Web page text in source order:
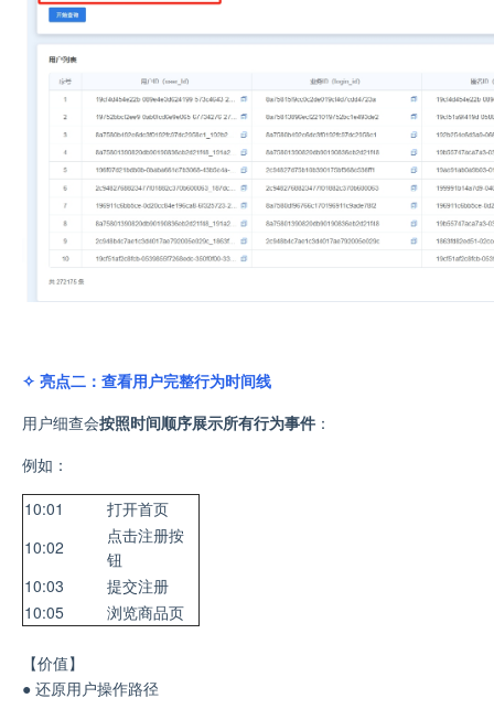
✧ 亮点二：查看用户完整行为时间线
用户细查会按照时间顺序展示所有行为事件 ：
例如：
10:01
打开首页
10:02
点击注册按
钮
10:03
提交注册
10:05
浏览商品页
【价值】
● 还原用户操作路径